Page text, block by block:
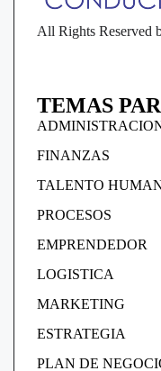
All Rights Reserved
TEMAS
FINANZAS
TALENTO
PROCESOS
EMPRENDEDOR
LOGISTICA
MARKETING
ESTRATEGIA
PLAN DE